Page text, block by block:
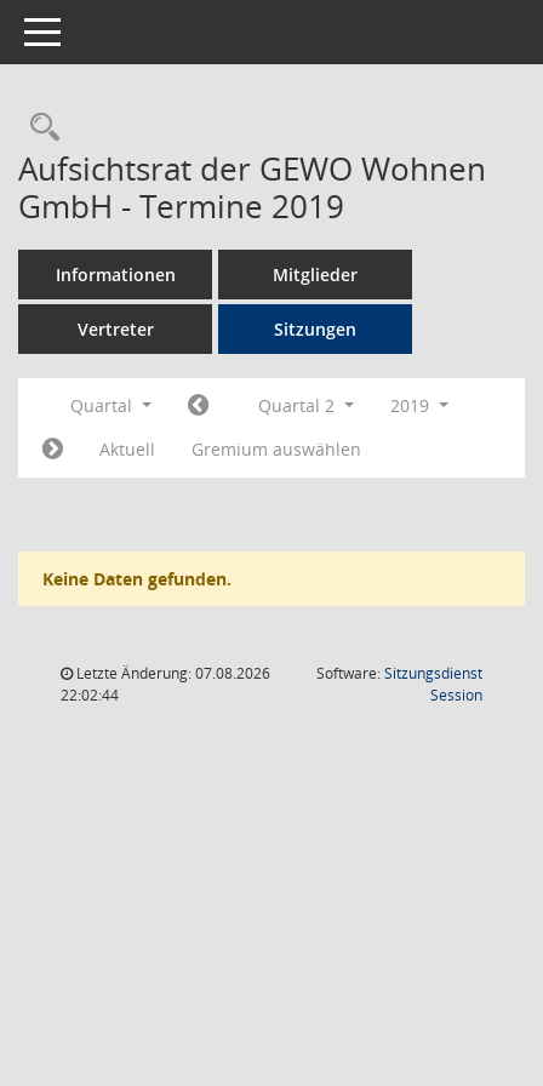
Toggle navigation
Rechercheauswahl
Aufsichtsrat der GEWO Wohnen
GmbH - Termine 2019
Informationen Mitglieder
Vertreter Sitzungen
Quartal Quartal 2
2019
Aktuell
Gremium auswählen
Keine Daten gefunden.
Letzte Änderung: 07.08.2026
22:02:44
Software:Sitzungsdienst
Session(Wird in